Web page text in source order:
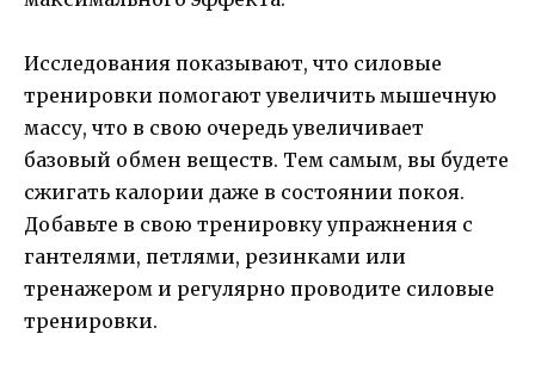
Исследования показывают, что силовые
тренировки помогают увеличить мышечную
массу, что в свою очередь увеличивает
базовый обмен веществ. Тем самым, вы будете
сжигать калории даже в состоянии покоя.
Добавьте в свою тренировку упражнения с
гантелями, петлями, резинками или
тренажером и регулярно проводите силовые
тренировки.